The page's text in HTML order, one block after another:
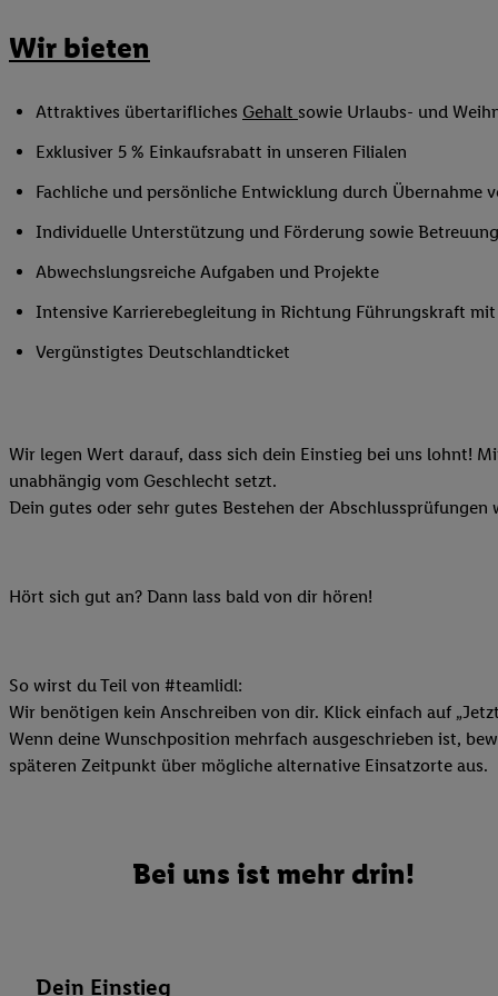
Wir bieten
Attraktives übertarifliches Gehalt sowie Urlaubs- und
Exklusiver 5 % Einkaufsrabatt in unseren Filialen
Fachliche und persönliche Entwicklung durch Übernahme
Individuelle Unterstützung und Förderung sowie
Abwechslungsreiche Aufgaben und Projekte
Intensive Karrierebegleitung in Richtung Führungskraft
Vergünstigtes Deutschlandticket
Wir legen Wert darauf, dass sich dein Einstieg bei uns lohnt!
unabhängig vom Geschlecht setzt.
Dein gutes oder sehr gutes Bestehen der
Hört sich gut an? Dann lass bald von dir hören!
So wirst du Teil von #teamlidl:
Wir benötigen kein Anschreiben von dir. Klick einfach auf
Wenn deine Wunschposition mehrfach ausgeschrieben ist,
späteren Zeitpunkt über mögliche alternative Einsatzorte aus.
Bei uns ist mehr drin!
Dein Einstieg
Sie verfügbar ist.
Adresse und einer
werden diese
Lidl-Diensten zu
werden, die von
Möglichkeit, Ihre
(„consenthub“)oder
sämtlicher genannten
Anzeige von
Verwendung
oder Zugriff auf
von Zielgruppen
Liste der